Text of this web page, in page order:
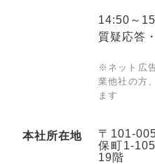
14:50～
質疑応答
※ネット広
業他社の方
ます
本社所在地
〒101-
保町1-
19階